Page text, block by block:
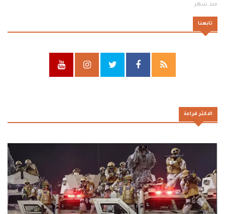
منذ شهر
تابعنا
الاكثر قراءة